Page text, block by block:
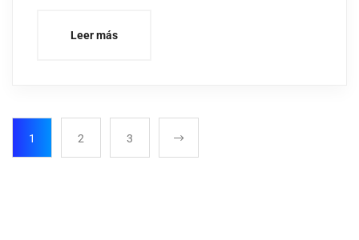
Leer más
1 2 3